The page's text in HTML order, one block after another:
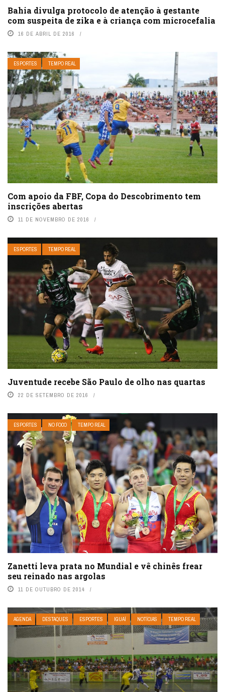
Bahia divulga protocolo de atenção à gestante
com suspeita de zika e à criança com microcefalia
16 DE ABRIL DE 2016
ESPORTES TEMPO REAL
Com apoio da FBF, Copa do Descobrimento tem
inscrições abertas
11 DE NOVEMBRO DE 2016
ESPORTES TEMPO REAL
Juventude recebe São Paulo de olho nas quartas
22 DE SETEMBRO DE 2016
ESPORTES NO FOCO TEMPO REAL
Zanetti leva prata no Mundial e vê chinês frear
seu reinado nas argolas
11 DE OUTUBRO DE 2014
AGENDA DESTAQUES ESPORTES IGUAÍ NOTÍCIAS TEMPO REAL